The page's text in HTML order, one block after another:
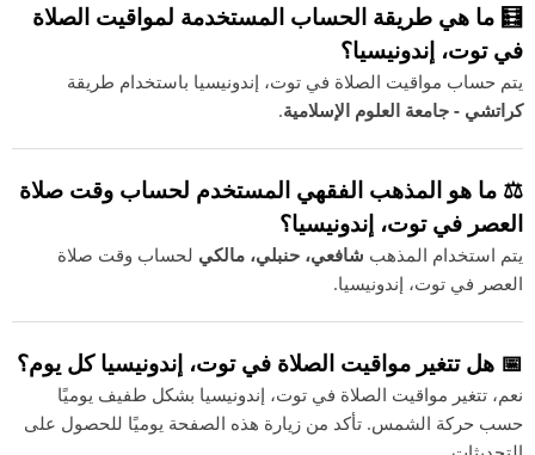
🧮 ما هي طريقة الحساب المستخدمة لمواقيت الصلاة
في توت، إندونيسيا؟
يتم حساب مواقيت الصلاة في توت، إندونيسيا باستخدام طريقة
كراتشي - جامعة العلوم الإسلامية.
⚖️ ما هو المذهب الفقهي المستخدم لحساب وقت صلاة
العصر في توت، إندونيسيا؟
يتم استخدام المذهب شافعي، حنبلي، مالكي لحساب وقت صلاة
العصر في توت، إندونيسيا.
📅 هل تتغير مواقيت الصلاة في توت، إندونيسيا كل يوم؟
نعم، تتغير مواقيت الصلاة في توت، إندونيسيا بشكل طفيف يوميًا
حسب حركة الشمس. تأكد من زيارة هذه الصفحة يوميًا للحصول على